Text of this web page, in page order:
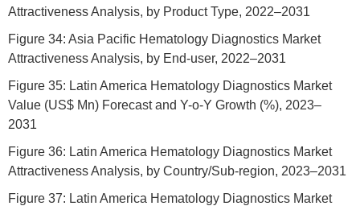
Attractiveness Analysis, by Product Type, 2022–2031
Figure 34: Asia Pacific Hematology Diagnostics Market
Attractiveness Analysis, by End-user, 2022–2031
Figure 35: Latin America Hematology Diagnostics Market
Value (US$ Mn) Forecast and Y-o-Y Growth (%), 2023–
2031
Figure 36: Latin America Hematology Diagnostics Market
Attractiveness Analysis, by Country/Sub-region, 2023–2031
Figure 37: Latin America Hematology Diagnostics Market